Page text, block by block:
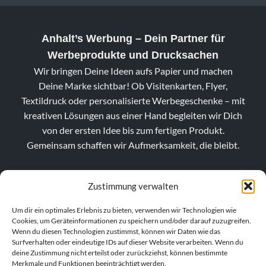
Zustimmung verwalten
Um dir ein optimales Erlebnis zu bieten, verwenden wir Technologien wie
Cookies, um Geräteinformationen zu speichern und/oder darauf zuzugreifen.
Wenn du diesen Technologien zustimmst, können wir Daten wie das
Surfverhalten oder eindeutige IDs auf dieser Website verarbeiten. Wenn du
deine Zustimmung nicht erteilst oder zurückziehst, können bestimmte
Merkmale und Funktionen beeinträchtigt werden.
Anhalt’s Werbung – Dein Partner für
Werbeprodukte und Drucksachen
Wir bringen Deine Ideen aufs Papier und machen
Deine Marke sichtbar! Ob Visitenkarten, Flyer,
Textildruck oder personalisierte Werbegeschenke – mit
kreativen Lösungen aus einer Hand begleiten wir Dich
von der ersten Idee bis zum fertigen Produkt.
Gemeinsam schaffen wir Aufmerksamkeit, die bleibt.